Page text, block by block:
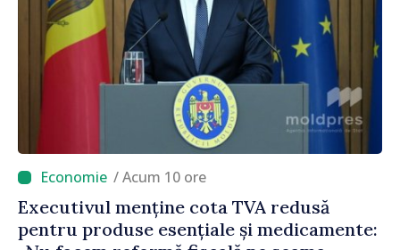
/ Acum 10 ore
Executivul menține cota TVA redusă
pentru produse esențiale și medicamente: